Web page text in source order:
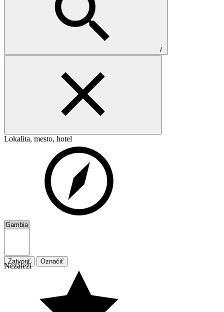
/
Lokalita, mesto, hotel
Zatvoriť Označiť
Nezáleží